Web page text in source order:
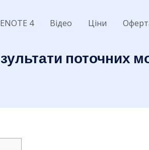
4 Відео Ціни
поточних